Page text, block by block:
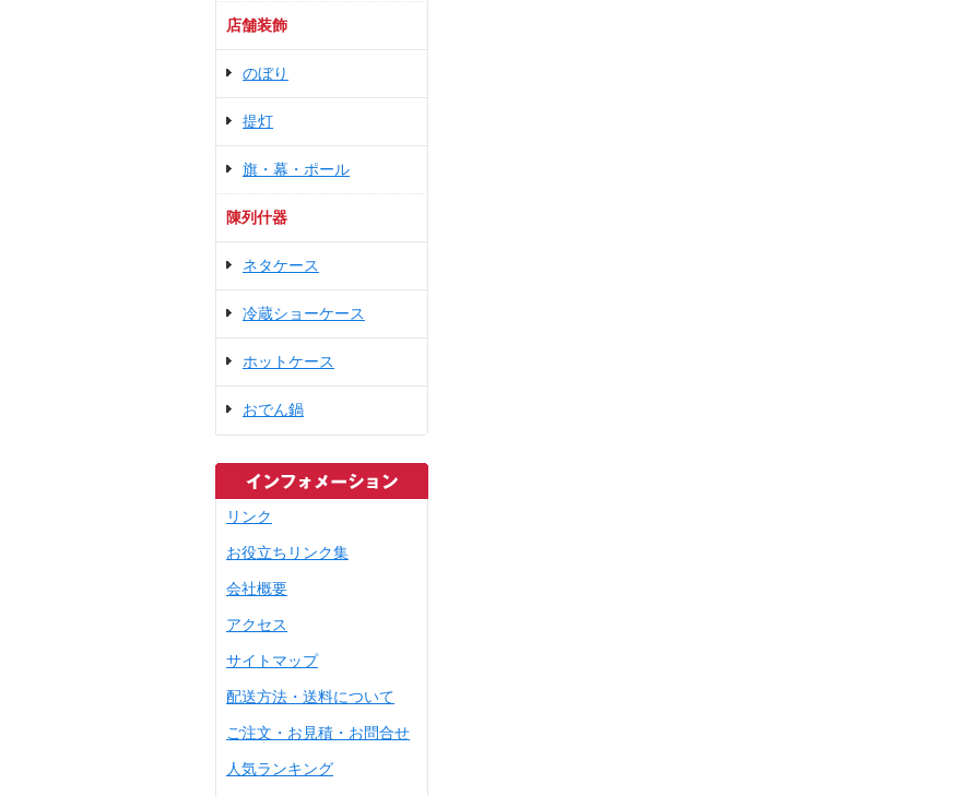
店舗装飾
のぼり
提灯
旗・幕・ポール
陳列什器
ネタケース
冷蔵ショーケース
ホットケース
おでん鍋
リンク
お役立ちリンク集
会社概要
アクセス
サイトマップ
配送方法・送料について
ご注文・お見積・お問合せ
人気ランキング